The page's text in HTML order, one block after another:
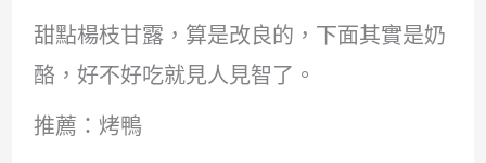
甜點楊枝甘露，算是改良的，下面其實是奶
酪，好不好吃就見人見智了。
推薦：烤鴨